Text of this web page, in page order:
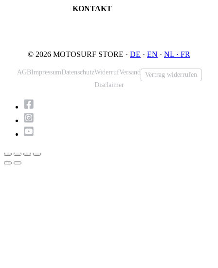
KONTAKT
© 2026 MOTOSURF STORE · DE · EN · NL · FR
AGBImpressum DatenschutzWiderrufVersand
Vertrag widerrufen
Disclaimer
Nach
oben